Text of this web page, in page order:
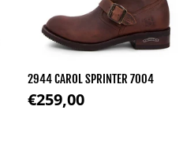
2944 CAROL SPRINTER 7004
Normale prijs
€259,00